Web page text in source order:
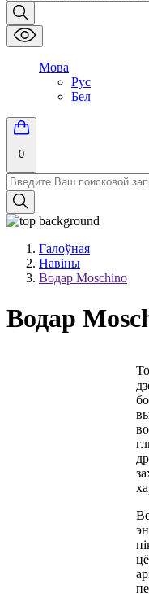
Мова
Рус
Бел
0
Галоўная
Навіны
Водар Moschino
Водар